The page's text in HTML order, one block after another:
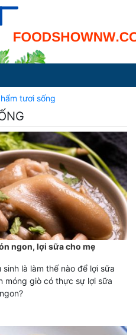
tươi sống
ngon, lợi sữa cho mẹ
là làm thế nào để lợi sữa
móng giò có thực sự lợi sữa